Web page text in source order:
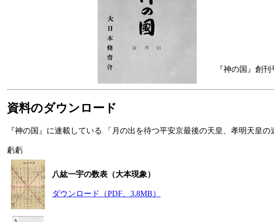
『神の国』創
資料のダウンロード
『神の国』に連載している 「月の出を待つ平安京最後の天皇、孝明天皇
虧虧
八紘一宇の数表（大本現象）
ダウンロード（PDF、3.8MB）